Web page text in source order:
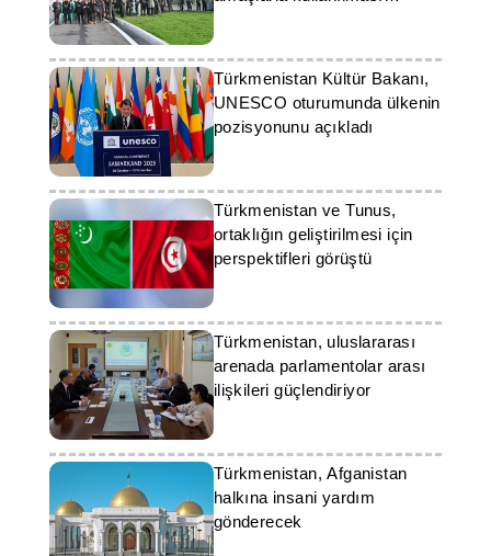
çağrısında bulundu
Türkmenistan Kültür Bakanı,
UNESCO oturumunda ülkenin
pozisyonunu açıkladı
Türkmenistan ve Tunus,
ortaklığın geliştirilmesi için
perspektifleri görüştü
Türkmenistan, uluslararası
arenada parlamentolar arası
ilişkileri güçlendiriyor
Türkmenistan, Afganistan
halkına insani yardım
gönderecek